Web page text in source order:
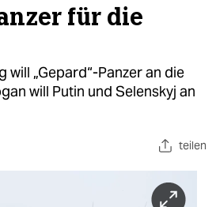
für die
will „Gepard“-Panzer an die
will Putin und Selenskyj an
teilen